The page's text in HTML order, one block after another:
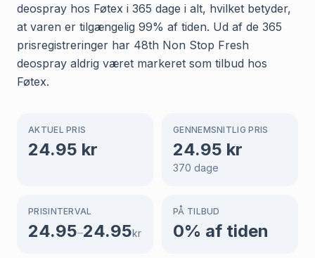
deospray hos Føtex i 365 dage i alt, hvilket betyder,
at varen er tilgængelig 99% af tiden. Ud af de 365
prisregistreringer har 48th Non Stop Fresh
deospray aldrig været markeret som tilbud hos
Føtex.
AKTUEL PRIS
24.95 kr
GENNEMSNITLIG PRIS
24.95 kr
370 dage
PRISINTERVAL
24.95–24.95kr
PÅ TILBUD
0% af tiden